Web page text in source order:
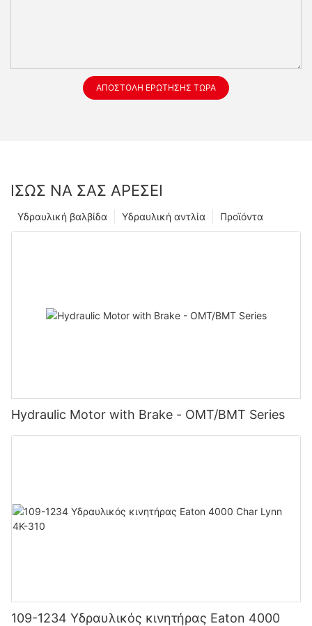
ΑΠΟΣΤΟΛΉ ΕΡΏΤΗΣΗΣ ΤΏΡΑ
ΊΣΩΣ ΝΑ ΣΑΣ ΑΡΈΣΕΙ
Προϊόντα
Υδραυλική αντλία
Υδραυλική βαλβίδα
Hydraulic Motor with Brake - OMT/BMT Series
109-1234 Υδραυλικός κινητήρας Eaton 4000